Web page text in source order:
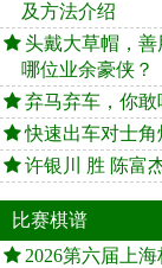
及方法介绍
头戴大草帽，
哪位业余豪侠？
弃马弃车，你
快速出车对士
许银川 胜 陈富
比赛棋谱
2026第六届上